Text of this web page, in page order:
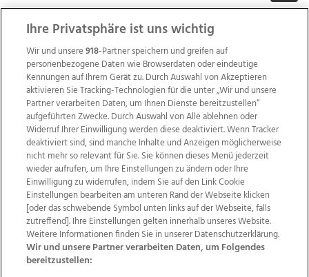
Wir über uns Mediadaten Kontakt
Jobs
Datenschutz
Impressum
AGB Anzeigekunden
AGB Website
Ehrenkodex Politische Werbung
Ihre Privatsphäre ist uns wichtig
Wir und unsere918-Partner speichern und greifen auf
personenbezogene Daten wie Browserdaten oder eindeutige
Kennungen auf Ihrem Gerät zu. Durch Auswahl von Akzeptieren
aktivieren Sie Tracking-Technologien für die unter „Wir und unsere
Partner verarbeiten Daten, um Ihnen Dienste bereitzustellen“
aufgeführten Zwecke. Durch Auswahl von Alle ablehnen oder
Widerruf Ihrer Einwilligung werden diese deaktiviert. Wenn Tracker
deaktiviert sind, sind manche Inhalte und Anzeigen möglicherweise
nicht mehr so relevant für Sie. Sie können dieses Menü jederzeit
wieder aufrufen, um Ihre Einstellungen zu ändern oder Ihre
Einwilligung zu widerrufen, indem Sie auf den Link Cookie
Einstellungen bearbeiten am unteren Rand der Webseite klicken
[oder das schwebende Symbol unten links auf der Webseite, falls
zutreffend]. Ihre Einstellungen gelten innerhalb unseres Website.
Weitere Informationen finden Sie in unserer Datenschutzerklärung.
Wir und unsere Partner verarbeiten Daten, um Folgendes
bereitzustellen: